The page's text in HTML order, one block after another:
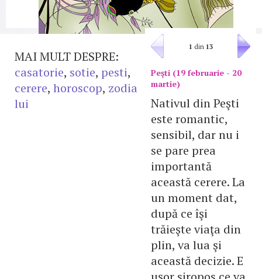
1 din 13
Peşti (19 februarie - 20
martie)
Nativul din Peşti
este romantic,
sensibil, dar nu i
se pare prea
importantă
această cerere. La
un moment dat,
după ce îşi
trăieşte viaţa din
plin, va lua şi
această decizie. E
MAI MULT DESPRE:
casatorie, sotie, pesti,
cerere, horoscop, zodia
lui